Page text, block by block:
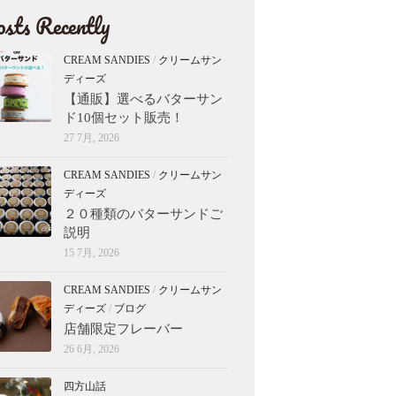
Recently
CREAM SANDIES / クリームサン
ディーズ
【通販】選べるバターサン
ド10個セット販売！
27 7月, 2026
CREAM SANDIES / クリームサン
ディーズ
２０種類のバターサンドご
説明
15 7月, 2026
CREAM SANDIES / クリームサン
ディーズ / ブログ
店舗限定フレーバー
26 6月, 2026
四方山話